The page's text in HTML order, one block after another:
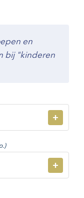
en
bij "kinderen
+
+